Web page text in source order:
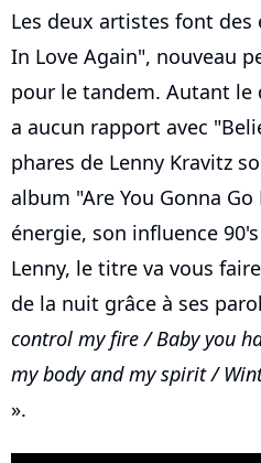
Les deux artistes font
In Love Again", nouveau
pour le tandem. Autant
a aucun rapport avec
phares de Lenny Kravitz
album "Are You Gonna
énergie, son influence
Lenny, le titre va vous
de la nuit grâce à ses
control my fire / Baby you
my body and my spirit /
».